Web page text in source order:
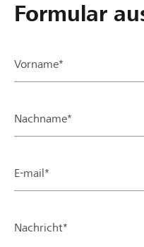
Formular
Vorname*
Nachname*
E-mail*
Nachricht*